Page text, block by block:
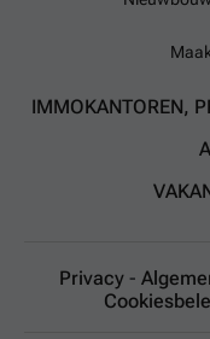
IMMOKANTOREN,
Privacy -